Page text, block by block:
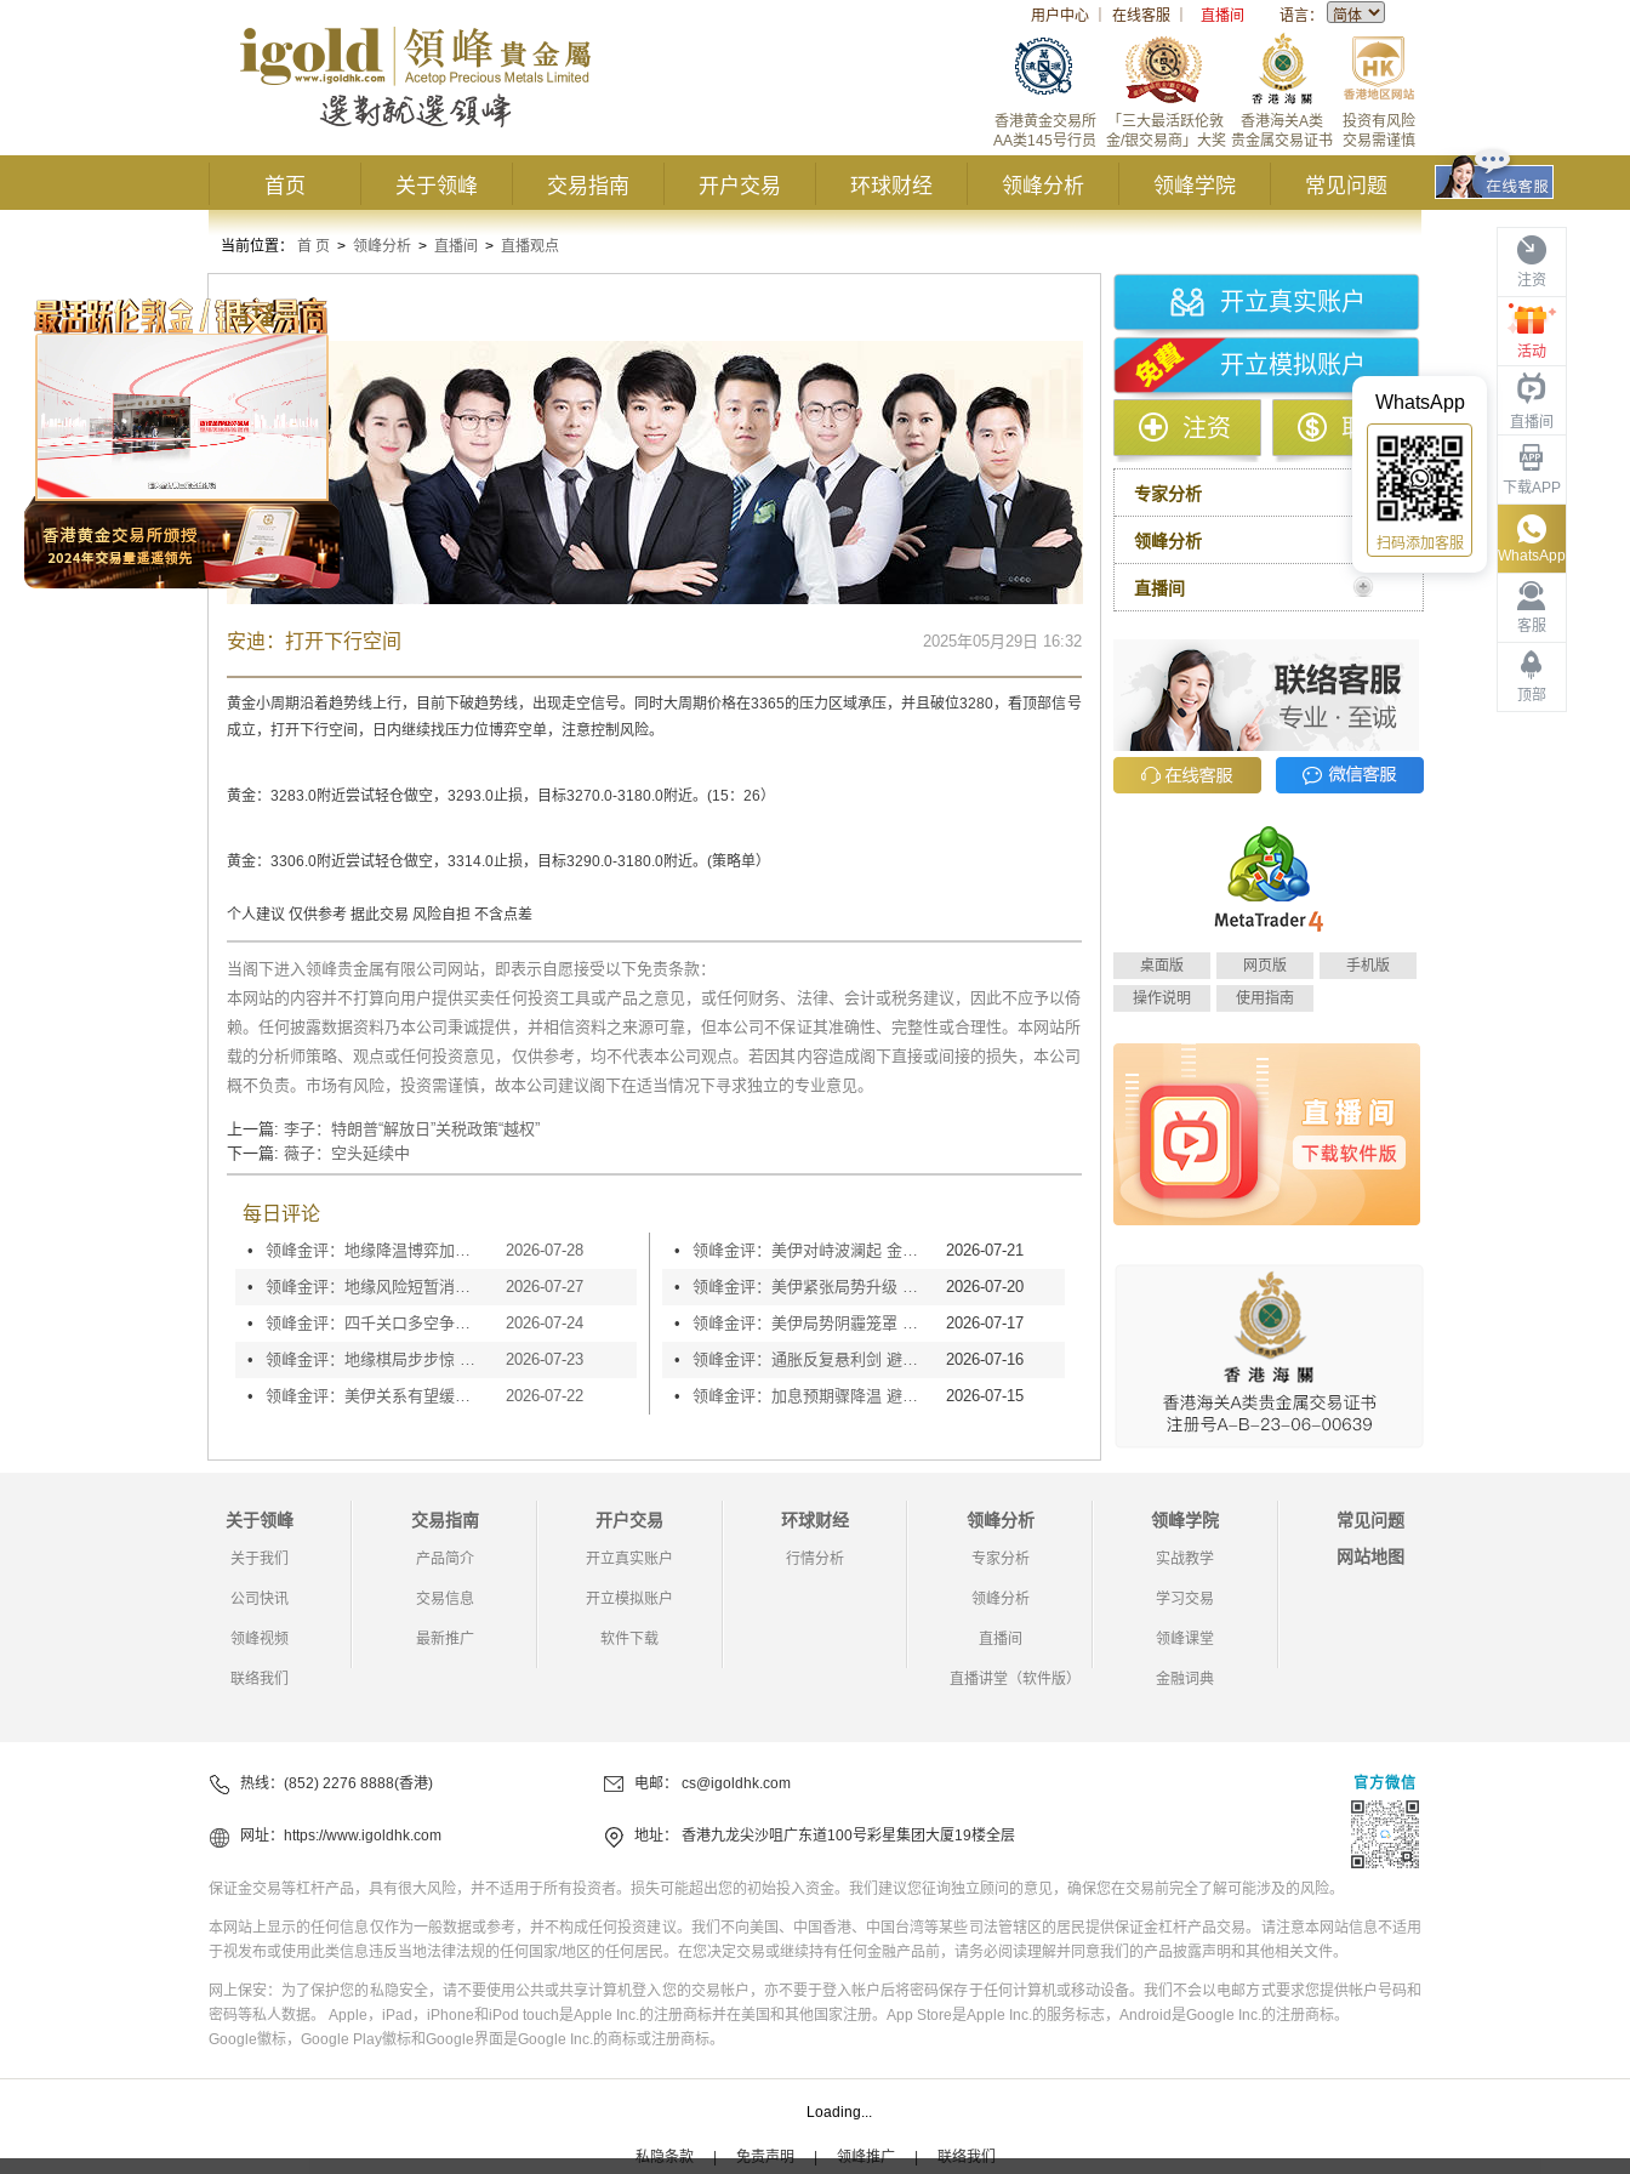
用户中心 在线客服 直播间 语言：
投资有风险
交易需谨慎
香港海关A类
贵金属交易证书
「三大最活跃伦敦
金/银交易商」大奖
香港黄金交易所
AA类145号行员
首页 关于领峰 交易指南 开户交易 环球财经 领峰分析 领峰学院 常见问题
注资
活动
直播间
下载APP
客服
顶部
WhatsApp
WhatsApp
扫码添加客服
当前位置： 首 页 > 领峰分析 > 直播间 > 直播观点
直播观点
安迪：打开下行空间 2025年05月29日 16:32
黄金小周期沿着趋势线上行，目前下破趋势线，出现走空信号。同时大周期价格在3365的压力区域承压，并且破位3280，看顶部信号
成立，打开下行空间，日内继续找压力位博弈空单，注意控制风险。
黄金：3283.0附近尝试轻仓做空，3293.0止损，目标3270.0-3180.0附近。(15：26）
黄金：3306.0附近尝试轻仓做空，3314.0止损，目标3290.0-3180.0附近。(策略单）
个人建议 仅供参考 据此交易 风险自担 不含点差
当阁下进入领峰贵金属有限公司网站，即表示自愿接受以下免责条款：
本网站的内容并不打算向用户提供买卖任何投资工具或产品之意见，或任何财务、法律、会计或税务建议，因此不应予以倚
赖。任何披露数据资料乃本公司秉诚提供，并相信资料之来源可靠，但本公司不保证其准确性、完整性或合理性。本网站所
载的分析师策略、观点或任何投资意见，仅供参考，均不代表本公司观点。若因其内容造成阁下直接或间接的损失，本公司
概不负责。市场有风险，投资需谨慎，故本公司建议阁下在适当情况下寻求独立的专业意见。
上一篇: 李子：特朗普“解放日”关税政策“越权”
下一篇: 薇子：空头延续中
每日评论
•
2026-07-28
•
2026-07-27
•
领峰金评：四千关口多空争夺 加息阴云笼罩金市
2026-07-24
•
2026-07-23
•
领峰金评：美伊关系有望缓和 黄金趁势迅速反弹 2026-07-22
•
2026-07-21
•
2026-07-20
•
2026-07-17
•
2026-07-16
•
2026-07-15
开立真实账户
开立模拟账户
注资 取款
专家分析
领峰分析
直播间
桌面版 网页版
手机版
操作说明
使用指南
关于领峰
关于我们
公司快讯
领峰视频
联络我们
交易指南
产品简介
交易信息
最新推广
开户交易
开立真实账户
开立模拟账户
软件下载
环球财经
行情分析
领峰分析
专家分析
领峰分析
直播间
直播讲堂（软件版）
领峰学院
实战教学
学习交易
领峰课堂
金融词典
常见问题
网站地图
热线：(852) 2276 8888(香港) 电邮： cs@igoldhk.com
网址： https://www.igoldhk.com 地址： 香港九龙尖沙咀广东道100号彩星集团大厦19楼全层
官方微信
保证金交易等杠杆产品，具有很大风险，并不适用于所有投资者。损失可能超出您的初始投入资金。我们建议您征询独立顾问的意见，确保您在交易前完全了解可能涉及的风险。
本网站上显示的任何信息仅作为一般数据或参考，并不构成任何投资建议。我们不向美国、中国香港、中国台湾等某些司法管辖区的居民提供保证金杠杆产品交易。请注意本网站信息不适用
于视发布或使用此类信息违反当地法律法规的任何国家/地区的任何居民。在您决定交易或继续持有任何金融产品前，请务必阅读理解并同意我们的产品披露声明和其他相关文件。
网上保安：为了保护您的私隐安全，请不要使用公共或共享计算机登入您的交易帐户，亦不要于登入帐户后将密码保存于任何计算机或移动设备。我们不会以电邮方式要求您提供帐户号码和
密码等私人数据。 Apple，iPad，iPhone和iPod touch是Apple Inc.的注册商标并在美国和其他国家注册。App Store是Apple Inc.的服务标志，Android是Google Inc.的注册商标。
Google徽标，Google Play徽标和Google界面是Google Inc.的商标或注册商标。
Loading...
私隐条款 | 免责声明 | 领峰推广 | 联络我们